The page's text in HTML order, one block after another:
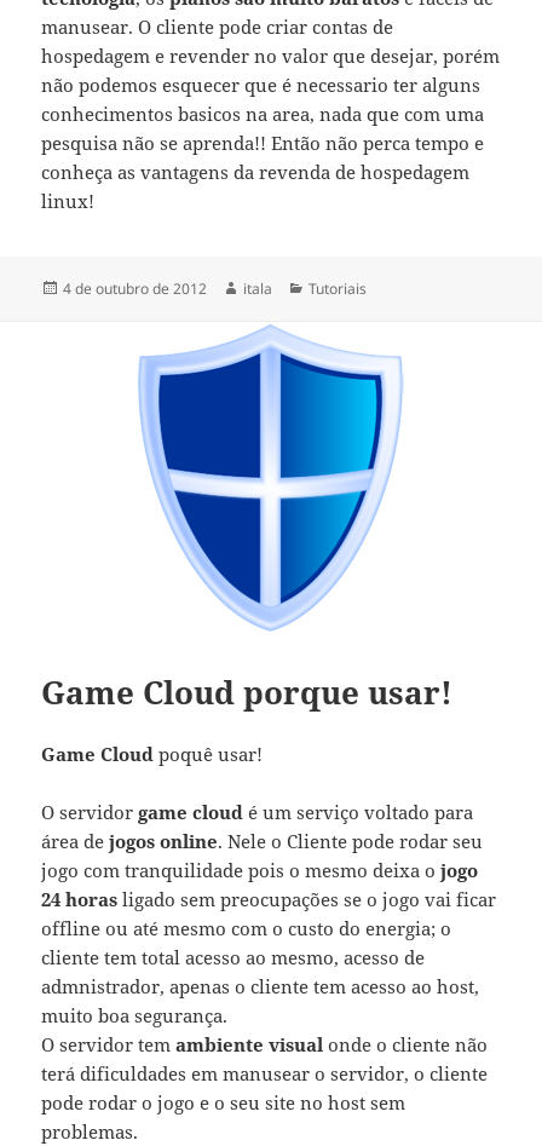
manusear. O cliente pode criar contas de
hospedagem e revender no valor que desejar, porém
não podemos esquecer que é necessario ter alguns
conhecimentos basicos na area, nada que com uma
pesquisa não se aprenda!! Então não perca tempo e
conheça as vantagens da revenda de hospedagem
linux!
Publicado
4 de outubro de 2012 Autor
itala Categorias
Tutoriais
Game Cloud porque usar!
Game Cloudpoquê usar!
O servidorgame cloud é um serviço voltado para
área dejogos online. Nele o Cliente pode rodar seu
jogo com tranquilidade pois o mesmo deixa ojogo
24 horas ligado sem preocupações se o jogo vai ficar
offline ou até mesmo com o custo do energia; o
cliente tem total acesso ao mesmo, acesso de
admnistrador, apenas o cliente tem acesso ao host,
muito boa segurança.
O servidor temambiente visual onde o cliente não
terá dificuldades em manusear o servidor, o cliente
pode rodar o jogo e o seu site no host sem
problemas.